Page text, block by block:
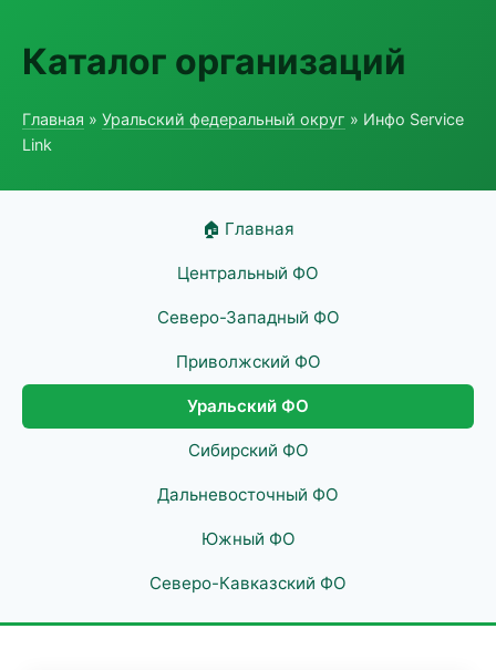
Каталог организаций
Главная » Уральский федеральный округ » Инфо Service
Link
🏠 Главная
Центральный ФО
Северо-Западный ФО
Приволжский ФО
Уральский ФО
Сибирский ФО
Дальневосточный ФО
Южный ФО
Северо-Кавказский ФО